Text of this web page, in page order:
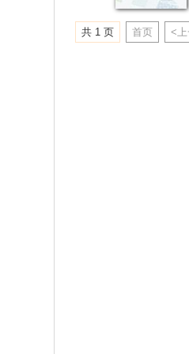
共 1 页 首页 <